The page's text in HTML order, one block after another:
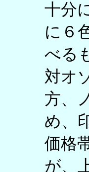
十分
に６
べる
対オ
方、
め、
価格
が、